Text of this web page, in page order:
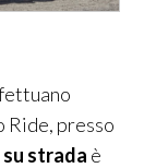
Ride, presso
strada è